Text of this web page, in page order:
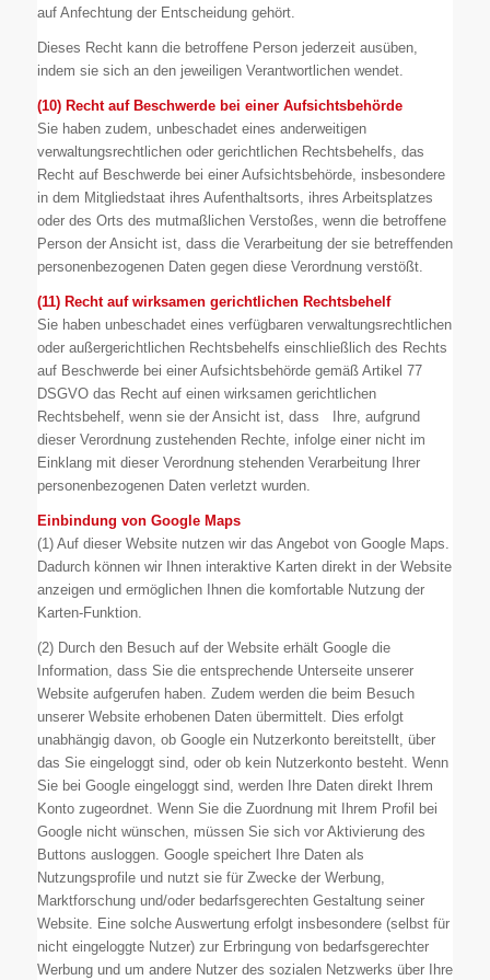
auf Anfechtung der Entscheidung gehört.
Dieses Recht kann die betroffene Person jederzeit ausüben,
indem sie sich an den jeweiligen Verantwortlichen wendet.
(10) Recht auf Beschwerde bei einer Aufsichtsbehörde
Sie haben zudem, unbeschadet eines anderweitigen
verwaltungsrechtlichen oder gerichtlichen Rechtsbehelfs, das
Recht auf Beschwerde bei einer Aufsichtsbehörde, insbesondere
in dem Mitgliedstaat ihres Aufenthaltsorts, ihres Arbeitsplatzes
oder des Orts des mutmaßlichen Verstoßes, wenn die betroffene
Person der Ansicht ist, dass die Verarbeitung der sie betreffenden
personenbezogenen Daten gegen diese Verordnung verstößt.
(11) Recht auf wirksamen gerichtlichen Rechtsbehelf
Sie haben unbeschadet eines verfügbaren verwaltungsrechtlichen
oder außergerichtlichen Rechtsbehelfs einschließlich des Rechts
auf Beschwerde bei einer Aufsichtsbehörde gemäß Artikel 77
DSGVO das Recht auf einen wirksamen gerichtlichen
Rechtsbehelf, wenn sie der Ansicht ist, dass Ihre, aufgrund
dieser Verordnung zustehenden Rechte, infolge einer nicht im
Einklang mit dieser Verordnung stehenden Verarbeitung Ihrer
personenbezogenen Daten verletzt wurden.
Einbindung von Google Maps
(1) Auf dieser Website nutzen wir das Angebot von Google Maps.
Dadurch können wir Ihnen interaktive Karten direkt in der Website
anzeigen und ermöglichen Ihnen die komfortable Nutzung der
Karten-Funktion.
(2) Durch den Besuch auf der Website erhält Google die
Information, dass Sie die entsprechende Unterseite unserer
Website aufgerufen haben. Zudem werden die beim Besuch
unserer Website erhobenen Daten übermittelt. Dies erfolgt
unabhängig davon, ob Google ein Nutzerkonto bereitstellt, über
das Sie eingeloggt sind, oder ob kein Nutzerkonto besteht. Wenn
Sie bei Google eingeloggt sind, werden Ihre Daten direkt Ihrem
Konto zugeordnet. Wenn Sie die Zuordnung mit Ihrem Profil bei
Google nicht wünschen, müssen Sie sich vor Aktivierung des
Buttons ausloggen. Google speichert Ihre Daten als
Nutzungsprofile und nutzt sie für Zwecke der Werbung,
Marktforschung und/oder bedarfsgerechten Gestaltung seiner
Website. Eine solche Auswertung erfolgt insbesondere (selbst für
nicht eingeloggte Nutzer) zur Erbringung von bedarfsgerechter
Werbung und um andere Nutzer des sozialen Netzwerks über Ihre